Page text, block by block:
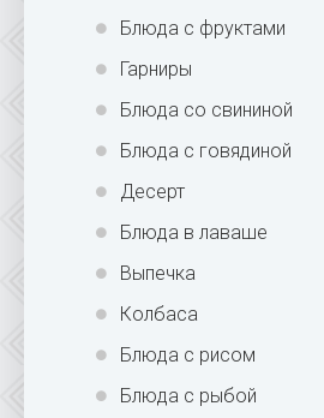
Блюда с фруктами
Гарниры
Блюда со свининой
Блюда с говядиной
Десерт
Блюда в лаваше
Выпечка
Колбаса
Блюда с рисом
Блюда с рыбой